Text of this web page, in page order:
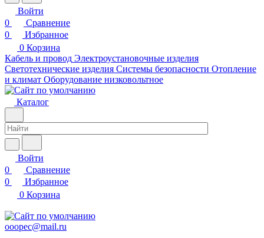
Войти
0
Сравнение
0
Избранное
0 Корзина
Кабель и провод Электроустановочные изделия
Светотехнические изделия Системы безопасности Отопление
и климат Оборудование низковольтное
Каталог
Войти
0
Сравнение
0
Избранное
0 Корзина
ooopec@mail.ru